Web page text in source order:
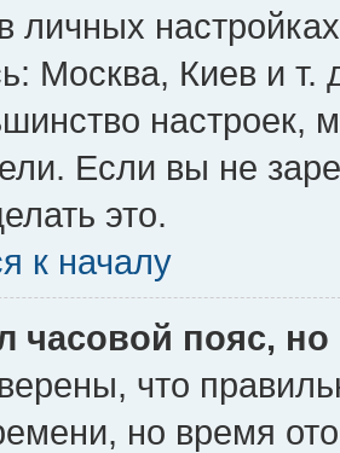
личных
Москва, Киев и т.
настроек,
Если вы не
это.
к началу
часовой пояс,
что
но время